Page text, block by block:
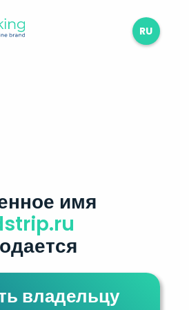
RU
имя
владельцу